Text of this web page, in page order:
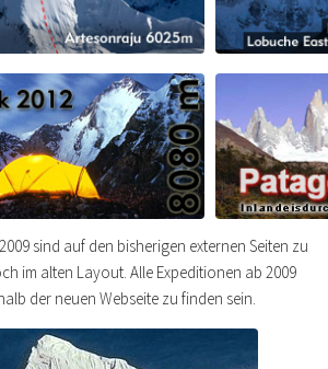
sind auf den bisherigen externen Seiten zu
im alten Layout. Alle Expeditionen ab 2009
der neuen Webseite zu finden sein.